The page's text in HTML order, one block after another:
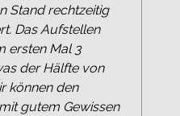
Stand rechtzeitig
Das Aufstellen
ersten Mal 3
der Hälfte von
können den
gutem Gewissen